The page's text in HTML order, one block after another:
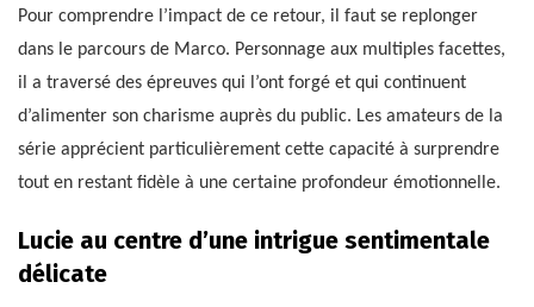
Pour comprendre l’impact de ce retour, il faut se replonger
dans le parcours de Marco. Personnage aux multiples facettes,
il a traversé des épreuves qui l’ont forgé et qui continuent
d’alimenter son charisme auprès du public. Les amateurs de la
série apprécient particulièrement cette capacité à surprendre
tout en restant fidèle à une certaine profondeur émotionnelle.
Lucie au centre d’une intrigue sentimentale
délicate